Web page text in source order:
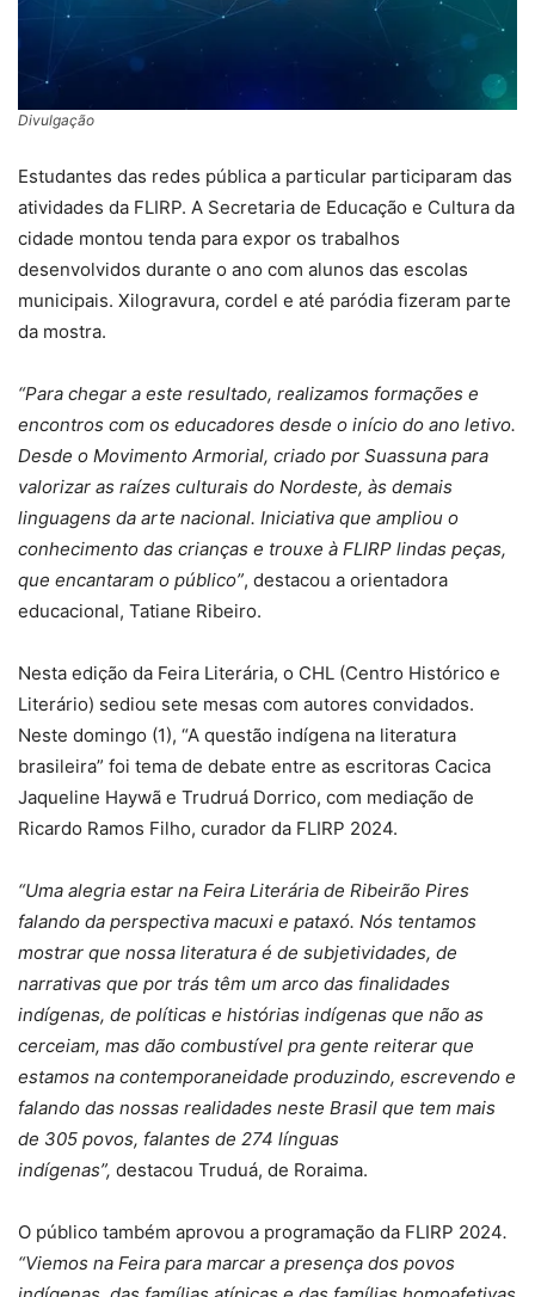
Divulgação
Estudantes das redes pública a particular participaram das
atividades da FLIRP. A Secretaria de Educação e Cultura da
cidade montou tenda para expor os trabalhos
desenvolvidos durante o ano com alunos das escolas
municipais. Xilogravura, cordel e até paródia fizeram parte
da mostra.
“Para chegar a este resultado, realizamos formações e
encontros com os educadores desde o início do ano letivo.
Desde o Movimento Armorial, criado por Suassuna para
valorizar as raízes culturais do Nordeste, às demais
linguagens da arte nacional. Iniciativa que ampliou o
conhecimento das crianças e trouxe à FLIRP lindas peças,
que encantaram o público”, destacou a orientadora
educacional, Tatiane Ribeiro.
Nesta edição da Feira Literária, o CHL (Centro Histórico e
Literário) sediou sete mesas com autores convidados.
Neste domingo (1), “A questão indígena na literatura
brasileira” foi tema de debate entre as escritoras Cacica
Jaqueline Haywã e Trudruá Dorrico, com mediação de
Ricardo Ramos Filho, curador da FLIRP 2024.
“Uma alegria estar na Feira Literária de Ribeirão Pires
falando da perspectiva macuxi e pataxó. Nós tentamos
mostrar que nossa literatura é de subjetividades, de
narrativas que por trás têm um arco das finalidades
indígenas, de políticas e histórias indígenas que não as
cerceiam, mas dão combustível pra gente reiterar que
estamos na contemporaneidade produzindo, escrevendo e
falando das nossas realidades neste Brasil que tem mais
de 305 povos, falantes de 274 línguas
indígenas”, destacou Truduá, de Roraima.
O público também aprovou a programação da FLIRP 2024.
“Viemos na Feira para marcar a presença dos povos